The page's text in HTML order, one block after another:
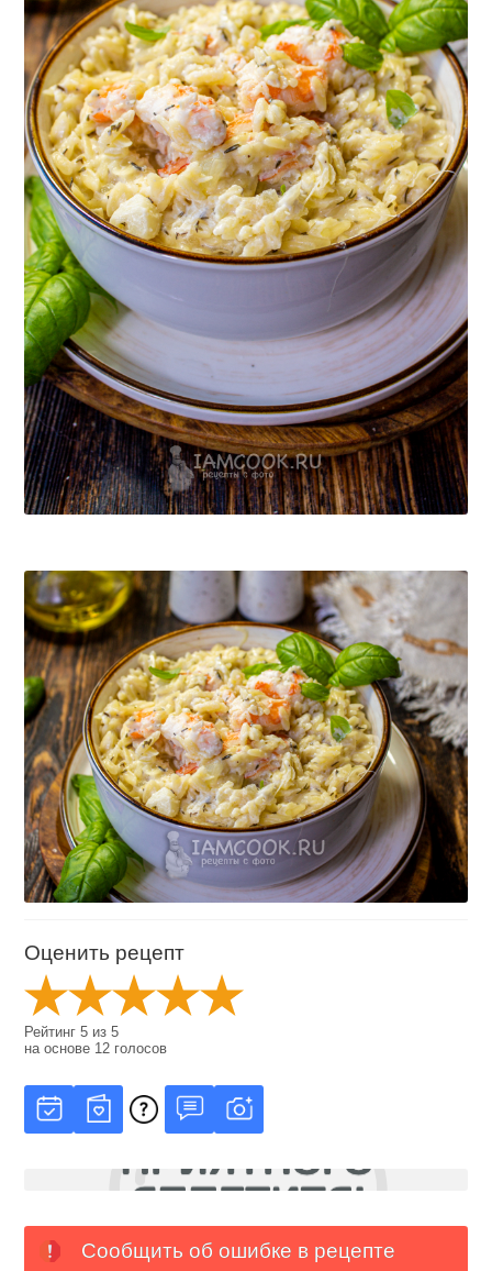
Оценить рецепт
Рейтинг5 из5
на основе 12 голосов
Сообщить об ошибке в рецепте